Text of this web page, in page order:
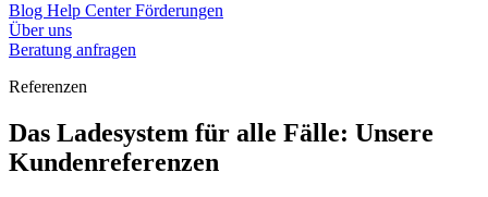
Blog Help CenterFörderungen
Über uns
Beratung anfragen
Referenzen
Das Ladesystem für alle Fälle: Unsere
Kundenreferenzen